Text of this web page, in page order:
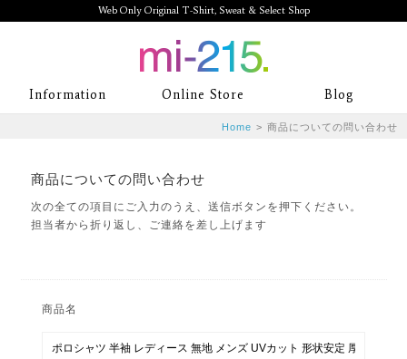
Web Only Original T-Shirt, Sweat & Select Shop
mi-215. Web Only Original T-Shirt,
Sweat & Select Shop mi-215. Tシャ
ランド専門通販
Information Online Store Blog
Home > 商品についての問い合わせ
商品についての問い合わせ
次の全ての項目にご入力のうえ、送信ボタンを押下ください。
担当者から折り返し、ご連絡を差し上げます
商品名